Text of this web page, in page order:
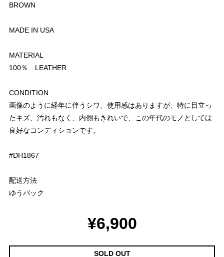
BROWN
MADE IN USA
MATERIAL
100％ LEATHER
CONDITION
画像のように経年に伴うシワ、使用感はありますが、特に目立っ
たキズ、汚れもなく、内側もきれいで、この年代のモノとしては
良好なコンディションです。
#DH1867
配送方法
ゆうパック
¥6,900
SOLD OUT